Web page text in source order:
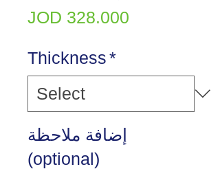
JOD 328.000
Thickness*
إضافة ملاحظة
(optional)